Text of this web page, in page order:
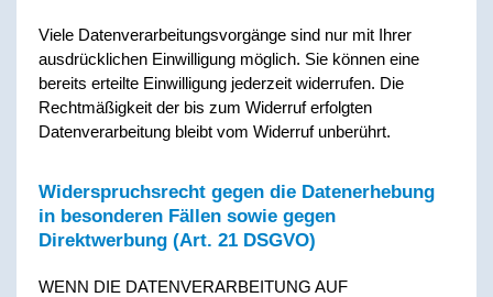
Viele Datenverarbeitungsvorgänge sind nur mit Ihrer
ausdrücklichen Einwilligung möglich. Sie können eine
bereits erteilte Einwilligung jederzeit widerrufen. Die
Rechtmäßigkeit der bis zum Widerruf erfolgten
Datenverarbeitung bleibt vom Widerruf unberührt.
Widerspruchsrecht gegen die Datenerhebung
in besonderen Fällen sowie gegen
Direktwerbung (Art. 21 DSGVO)
WENN DIE DATENVERARBEITUNG AUF